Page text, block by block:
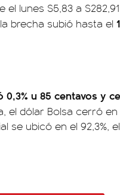
el lunes $5,83 a
brecha subió hasta el
0,3% u 85 centavos y
el dólar Bolsa cerró en
se ubicó en el 92,3%,